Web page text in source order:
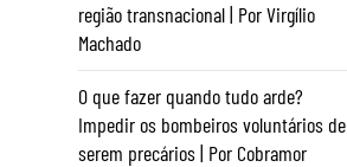
região transnacional | Por Virgílio
Machado
O que fazer quando tudo arde?
Impedir os bombeiros voluntários de
serem precários | Por Cobramor